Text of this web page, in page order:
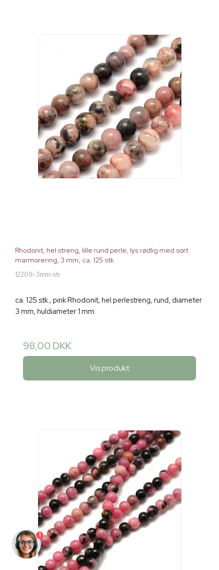
Rhodonit, hel streng, lille rund perle, lys rødlig med sort
marmorering, 3 mm, ca. 125 stk
12209-3mm-str
ca. 125 stk., pink Rhodonit, hel perlestreng, rund, diameter
3 mm, huldiameter 1 mm.
98,00 DKK
Vis produkt
1